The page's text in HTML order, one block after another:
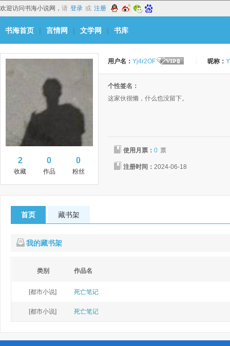
欢迎访问书海小说网， 请 登录 或 注册
书海首页 | 言情网 | 文学网 | 书库
2
收藏
0
作品
0
粉丝
用户名： Yj4r2OF 昵称：
个性签名：
这家伙很懒，什么也没留下。
使用月票： 0 票
注册时间： 2024-06-18
首页 藏书架
我的藏书架
类别 作品名
[都市小说] 死亡笔记
[都市小说] 死亡笔记